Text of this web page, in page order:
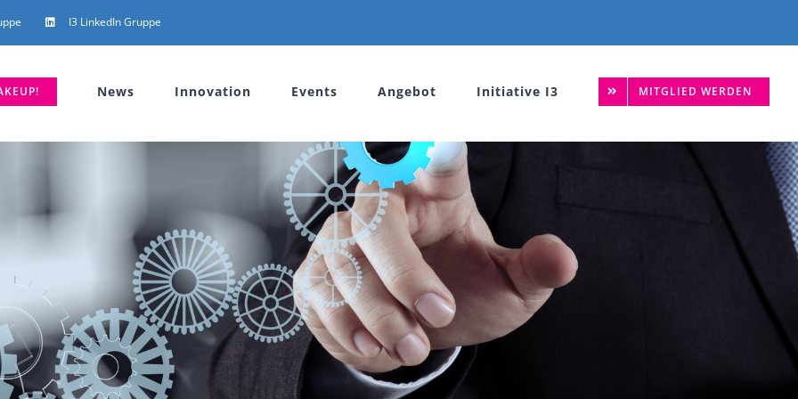
I3 LinkedIn Gruppe
News Innovation Events Angebot Initiative I3 MITGLIED WERDEN